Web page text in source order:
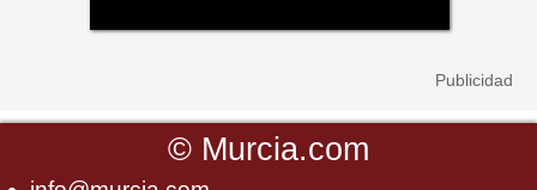
© Murcia.com